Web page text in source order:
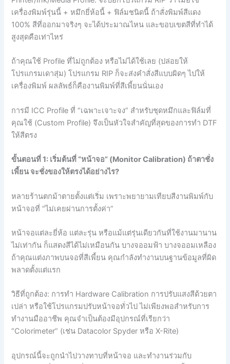
เครื่องพิมพ์รุ่นนี้ + หมึกยี่ห้อนี้ + ฟิล์มชนิดนี้ ถ้าสั่งพิมพ์สีแดง
100% สีที่ออกมาจริงๆ จะได้ประมาณไหน และขอบเขตสีที่ทำได้
สูงสุดคือเท่าไหร่
ถ้าคุณใช้ Profile ที่ไม่ถูกต้อง หรือไม่ได้ใช้เลย (ปล่อยให้
โปรแกรมเดาสุ่ม) โปรแกรม RIP ก็จะส่งคำสั่งสีแบบผิดๆ ไปให้
เครื่องพิมพ์ ผลลัพธ์ก็คืองานพิมพ์ที่สีเพี้ยนนั่นเอง
การมี ICC Profile ที่ “เฉพาะเจาะจง” สำหรับชุดหมึกและฟิล์มที่
คุณใช้ (Custom Profile) จึงเป็นหัวใจสำคัญที่สุดของการทำ DTF
ให้สีตรง
ขั้นตอนที่ 1: เริ่มต้นที่ “หน้าจอ” (Monitor Calibration) ถ้าตาชั่ง
เพี้ยน จะชั่งของให้ตรงได้อย่างไร?
หลายร้านตกม้าตายตั้งแต่เริ่ม เพราะพยายามเทียบสีงานพิมพ์กับ
หน้าจอที่ “ไม่เคยผ่านการตั้งค่า”
หน้าจอแต่ละยี่ห้อ แต่ละรุ่น หรือแม้แต่รุ่นเดียวกันที่ใช้งานมานาน
ไม่เท่ากัน ก็แสดงสีได้ไม่เหมือนกัน บางจออมฟ้า บางจออมเหลือง
ถ้าคุณแต่งภาพบนจอที่สีเพี้ยน คุณกำลังทำงานบนฐานข้อมูลที่ผิด
พลาดตั้งแต่แรก
วิธีที่ถูกต้อง: การทำ Hardware Calibration การปรับแสงสีด้วยตา
เปล่า หรือใช้โปรแกรมปรับหน้าจอทั่วไป ไม่เพียงพอสำหรับการ
ทำงานมืออาชีพ คุณจำเป็นต้องมีอุปกรณ์ที่เรียกว่า
“Colorimeter” (เช่น Datacolor Spyder หรือ X-Rite)
อุปกรณ์นี้จะถูกนำไปวางทาบที่หน้าจอ และทำงานร่วมกับ